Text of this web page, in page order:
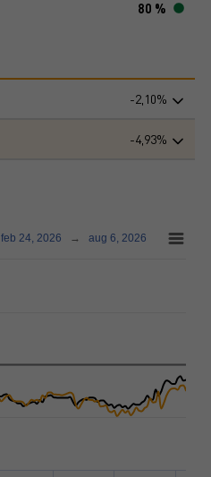
80 %
-2,10%
-4,93%
feb 24, 2026 → aug 6, 2026